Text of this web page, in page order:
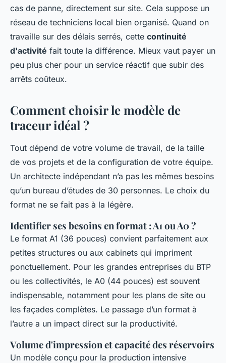
cas de panne, directement sur site. Cela suppose un
réseau de techniciens local bien organisé. Quand on
travaille sur des délais serrés, cette continuité
d'activité fait toute la différence. Mieux vaut payer un
peu plus cher pour un service réactif que subir des
arrêts coûteux.
Comment choisir le modèle de
traceur idéal ?
Tout dépend de votre volume de travail, de la taille
de vos projets et de la configuration de votre équipe.
Un architecte indépendant n’a pas les mêmes besoins
qu’un bureau d’études de 30 personnes. Le choix du
format ne se fait pas à la légère.
Identifier ses besoins en format : A1 ou A0 ?
Le format A1 (36 pouces) convient parfaitement aux
petites structures ou aux cabinets qui impriment
ponctuellement. Pour les grandes entreprises du BTP
ou les collectivités, le A0 (44 pouces) est souvent
indispensable, notamment pour les plans de site ou
les façades complètes. Le passage d’un format à
l’autre a un impact direct sur la productivité.
Volume d'impression et capacité des réservoirs
Un modèle conçu pour la production intensive